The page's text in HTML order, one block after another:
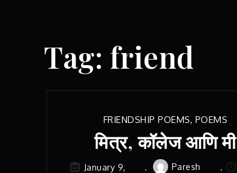
Tag: friend
FRIENDSHIP POEMS, POEMS
मित्र, कॉलेज आणि मी
January 9,
Paresh